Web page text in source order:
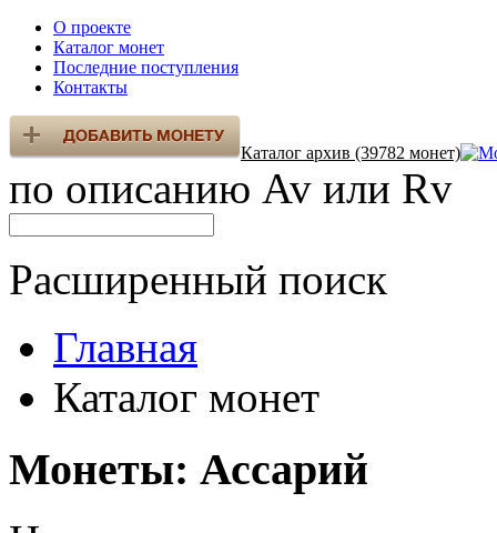
О проекте
Каталог монет
Последние поступления
Контакты
Каталог архив (39782 монет)
по описанию Av или Rv
Расширенный поиск
Главная
Каталог монет
Монеты: Ассарий